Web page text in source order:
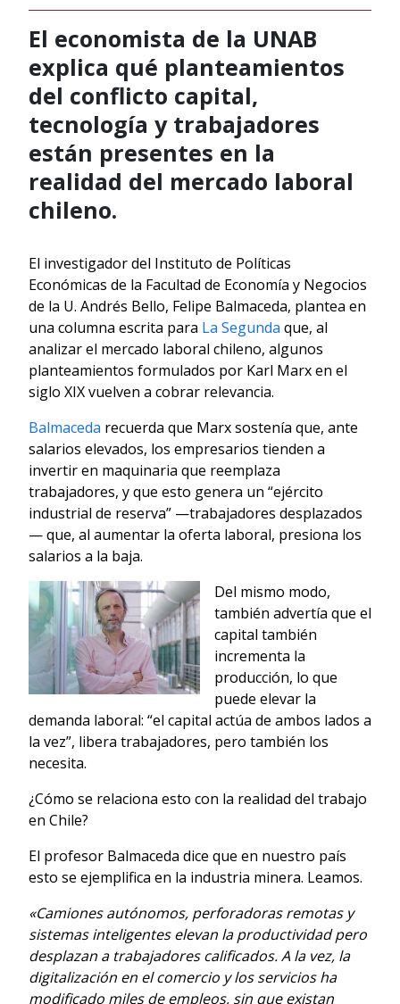
El economista de la UNAB
explica qué planteamientos
del conflicto capital,
tecnología y trabajadores
están presentes en la
realidad del mercado laboral
chileno.
El investigador del Instituto de Políticas
Económicas de la Facultad de Economía y Negocios
de la U. Andrés Bello, Felipe Balmaceda, plantea en
una columna escrita para La Segunda que, al
analizar el mercado laboral chileno, algunos
planteamientos formulados por Karl Marx en el
siglo XIX vuelven a cobrar relevancia.
Balmaceda recuerda que Marx sostenía que, ante
salarios elevados, los empresarios tienden a
invertir en maquinaria que reemplaza
trabajadores, y que esto genera un “ejército
industrial de reserva” —trabajadores desplazados
— que, al aumentar la oferta laboral, presiona los
salarios a la baja.
Del mismo modo,
también advertía que el
capital también
incrementa la
producción, lo que
puede elevar la
demanda laboral: “el capital actúa de ambos lados a
la vez”, libera trabajadores, pero también los
necesita.
¿Cómo se relaciona esto con la realidad del trabajo
en Chile?
El profesor Balmaceda dice que en nuestro país
esto se ejemplifica en la industria minera. Leamos.
«Camiones autónomos, perforadoras remotas y
sistemas inteligentes elevan la productividad pero
desplazan a trabajadores calificados. A la vez, la
digitalización en el comercio y los servicios ha
modificado miles de empleos, sin que existan